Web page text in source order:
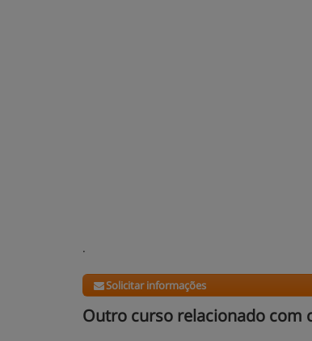
.
Solicitar informações
Outro curso relacionado com